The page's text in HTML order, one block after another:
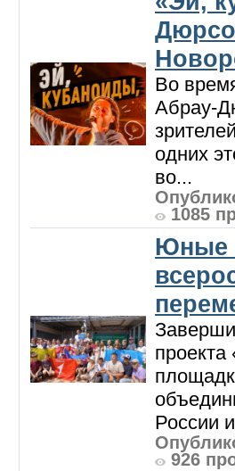
Во
Абрау-
одних
во...
1085
Юные
России
926